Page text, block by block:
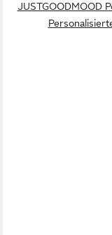
JUSTGOODMOOD